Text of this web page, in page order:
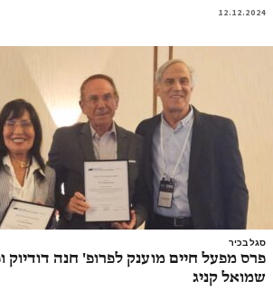
12.12.2024
סגל בכיר
פרס מפעל חיים מוענק לפרופ' חנה דודיוק
שמואל קניג